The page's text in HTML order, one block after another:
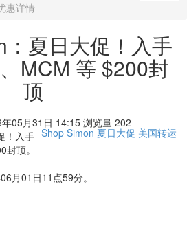
惠详情
夏日大促！入手
MCM 等 $200封
顶
05月31日 14:15 浏览量 202
Shop Simon 夏日大促 美国转运
！入手
顶。
月01日11点59分。